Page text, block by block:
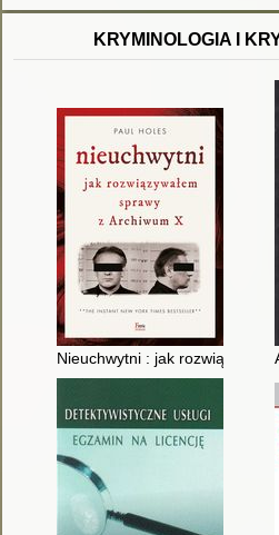
KRYMINOLOGIA I
Nieuchwytni : jak